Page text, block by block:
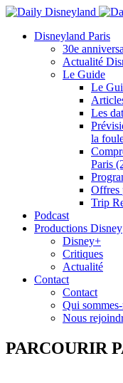
Disneyland Paris
30e
Actualité
Le Guide
Le
Les
la
Paris
Offres
Trip
Podcast
Productions Disney
Disney+
Critiques
Actualité
Contact
Contact
Qui
Nous
PARCOURIR